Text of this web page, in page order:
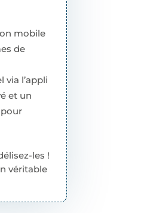
mobile
de
l’appli
et un
les !
véritable